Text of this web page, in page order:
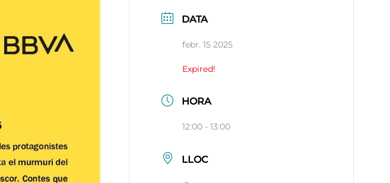
DATA
febr. 15 2025
Expired!
HORA
12:00 - 13:00
LLOC